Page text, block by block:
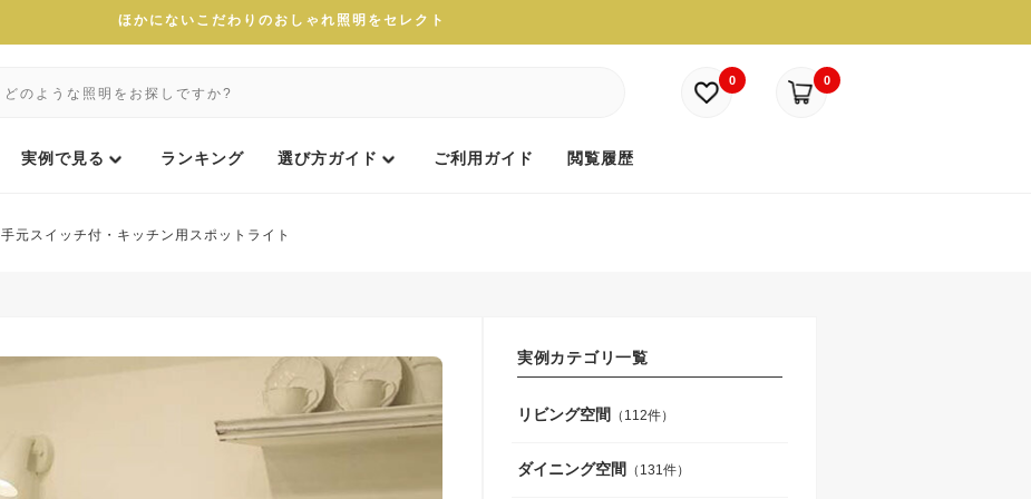
ほかにないこだわりのおしゃれ照明をセレクト
0 0
実例で見る ランキング 選び方ガイド ご利用ガイド 閲覧履歴
手元スイッチ付・キッチン用スポットライト
実例カテゴリ一覧
リビング空間 （112件）
ダイニング空間 （131件）